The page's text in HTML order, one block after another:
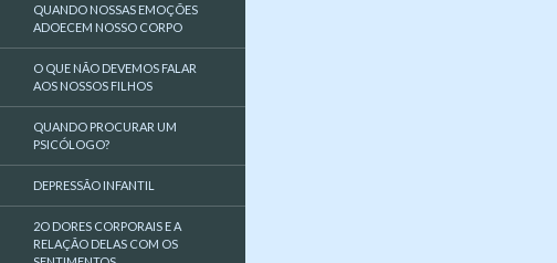
QUANDO NOSSAS EMOÇÕES
ADOECEM NOSSO CORPO
O QUE NÃO DEVEMOS FALAR
AOS NOSSOS FILHOS
QUANDO PROCURAR UM
PSICÓLOGO?
DEPRESSÃO INFANTIL
2O DORES CORPORAIS E A
RELAÇÃO DELAS COM OS